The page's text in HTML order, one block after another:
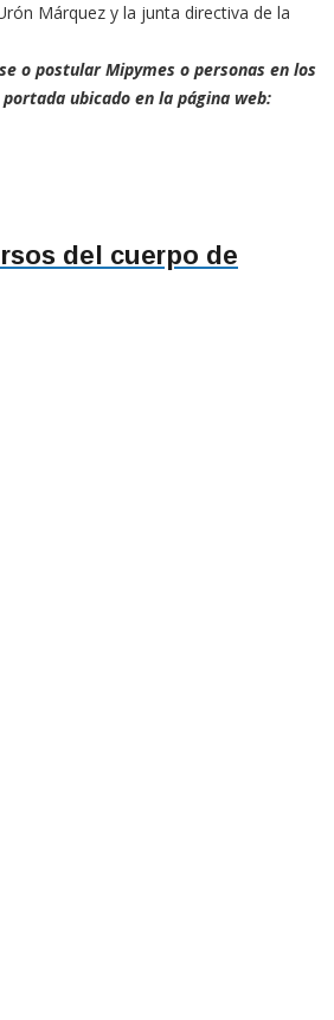
Márquez y la junta directiva de la
o postular Mipymes o personas en los
ubicado en la página web:
del cuerpo de